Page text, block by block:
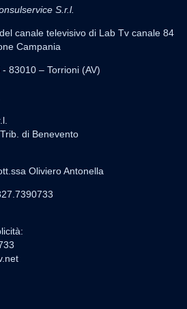
S.r.l.
canale televisivo di Lab Tv canale 84
Campania
83010 – Torrioni (AV)
di Benevento
Oliviero Antonella